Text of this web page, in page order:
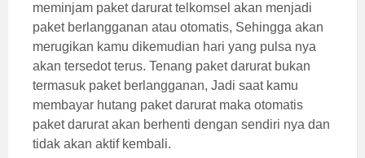
meminjam paket darurat telkomsel akan menjadi
paket berlangganan atau otomatis, Sehingga akan
merugikan kamu dikemudian hari yang pulsa nya
akan tersedot terus. Tenang paket darurat bukan
termasuk paket berlangganan, Jadi saat kamu
membayar hutang paket darurat maka otomatis
paket darurat akan berhenti dengan sendiri nya dan
tidak akan aktif kembali.